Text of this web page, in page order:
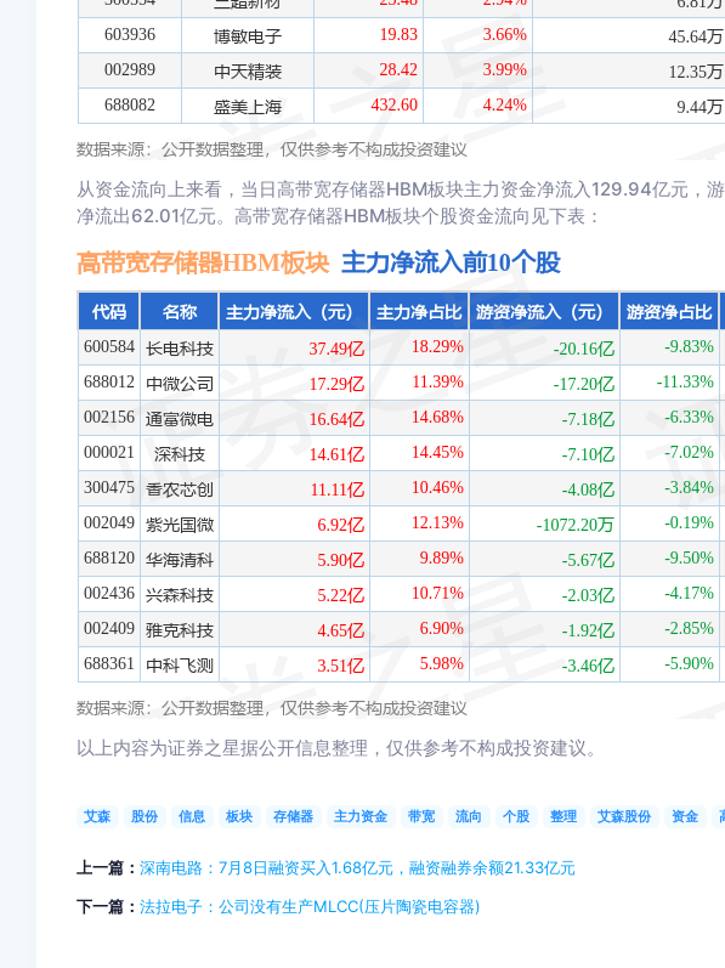
从资金流向上来看，当日高带宽存储器HBM板块主力资金净流入129.94亿元，
净流出62.01亿元。高带宽存储器HBM板块个股资金流向见下表：
以上内容为证券之星据公开信息整理，仅供参考不构成投资建议。
艾森 股份 信息 板块 存储器 主力资金 带宽 流向 个股 整理 艾森股份 资金
上一篇： 深南电路：7月8日融资买入1.68亿元，融资融券余额21.33亿元
下一篇： 法拉电子：公司没有生产MLCC(压片陶瓷电容器)